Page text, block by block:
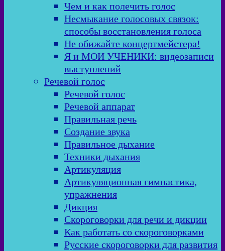
Чем и как полечить голос
Несмыкание голосовых связок:
способы восстановления голоса
Не обижайте концертмейстера!
Я и МОИ УЧЕНИКИ: видеозаписи
выступлений
Речевой голос
Речевой голос
Речевой аппарат
Правильная речь
Создание звука
Правильное дыхание
Техники дыхания
Артикуляция
Артикуляционная гимнастика,
упражнения
Дикция
Скороговорки для речи и дикции
Как работать со скороговорками
Русские скороговорки для развития